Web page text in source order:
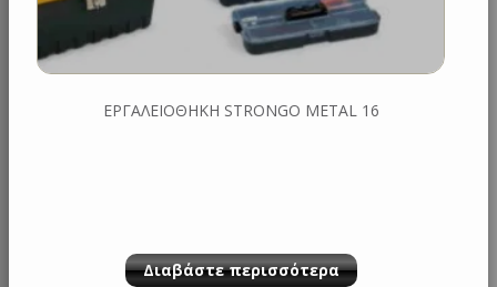
ΕΡΓΑΛΕΙΟΘΗΚΗ STRONGO METAL 16
Διαβάστε περισσότερα